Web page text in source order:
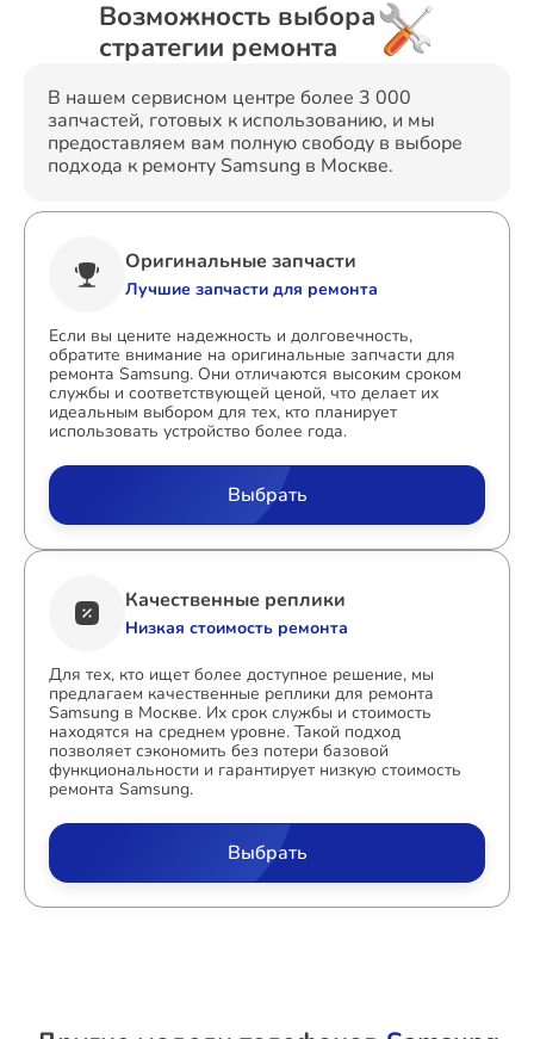
Возможность выбора
стратегии ремонта
В нашем сервисном центре более 3 000
запчастей, готовых к использованию, и мы
предоставляем вам полную свободу в выборе
подхода к ремонту Samsung в Москве.
Оригинальные запчасти
Лучшие запчасти для ремонта
Если вы цените надежность и долговечность,
обратите внимание на оригинальные запчасти для
ремонта Samsung. Они отличаются высоким сроком
службы и соответствующей ценой, что делает их
идеальным выбором для тех, кто планирует
использовать устройство более года.
Выбрать
Качественные реплики
Низкая стоимость ремонта
Для тех, кто ищет более доступное решение, мы
предлагаем качественные реплики для ремонта
Samsung в Москве. Их срок службы и стоимость
находятся на среднем уровне. Такой подход
позволяет сэкономить без потери базовой
функциональности и гарантирует низкую стоимость
ремонта Samsung.
Выбрать